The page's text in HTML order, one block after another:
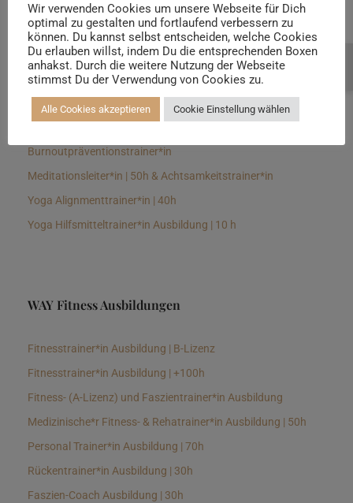
Yin Yogalehrer*in | 100 h & Faszientrainer*in
Hormon Yogalehrer*in / Yogatherapeut*in &
Stressmanagementtrainer*in | 70h
Longevitytrainer*in
Burnoutpräventionstrainer*in
Meditationsleiter*in | 50h & Achtsamkeitstrainer*in
Yoga Alignmenttrainer*in | 40h
Yoga Hilfsmitteltrainer*in Ausbildung | 10 h
WAY Fitness Ausbildungen
Fitnesstrainer*in Ausbildung | B-Lizenz
Fitnesstrainer*in Ausbildung | +100h
Fitness- (A-Lizenz) und Faszientrainer*in Ausbildung
Medizinische*r Fitness- & Rehatrainer*in Ausbildung | 50h
Personal Trainer*in Ausbildung | 70h
Rückentrainer*in Ausbildung | 30h
Faszien-Coach Ausbildung | 30h
Wir verwenden Cookies um unsere Webseite für Dich
optimal zu gestalten und fortlaufend verbessern zu
können. Du kannst selbst entscheiden, welche Cookies
Du erlauben willst, indem Du die entsprechenden Boxen
anhakst. Durch die weitere Nutzung der Webseite
stimmst Du der Verwendung von Cookies zu.
Alle Cookies akzeptieren Cookie Einstellung wählen
Beratung buchen